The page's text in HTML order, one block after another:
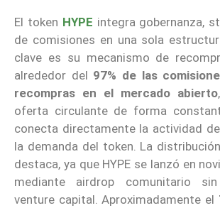
El token HYPE integra gobernanza,
de comisiones en una sola
clave es su mecanismo de
alrededor del 97% de las
recompras en el mercado abierto
oferta circulante de forma
conecta directamente la actividad
la demanda del token. La
destaca, ya que HYPE se lanzó en
mediante airdrop comunitario
venture capital. Aproximadamente el